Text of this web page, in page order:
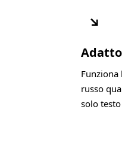
↘
Funziona
russo
solo